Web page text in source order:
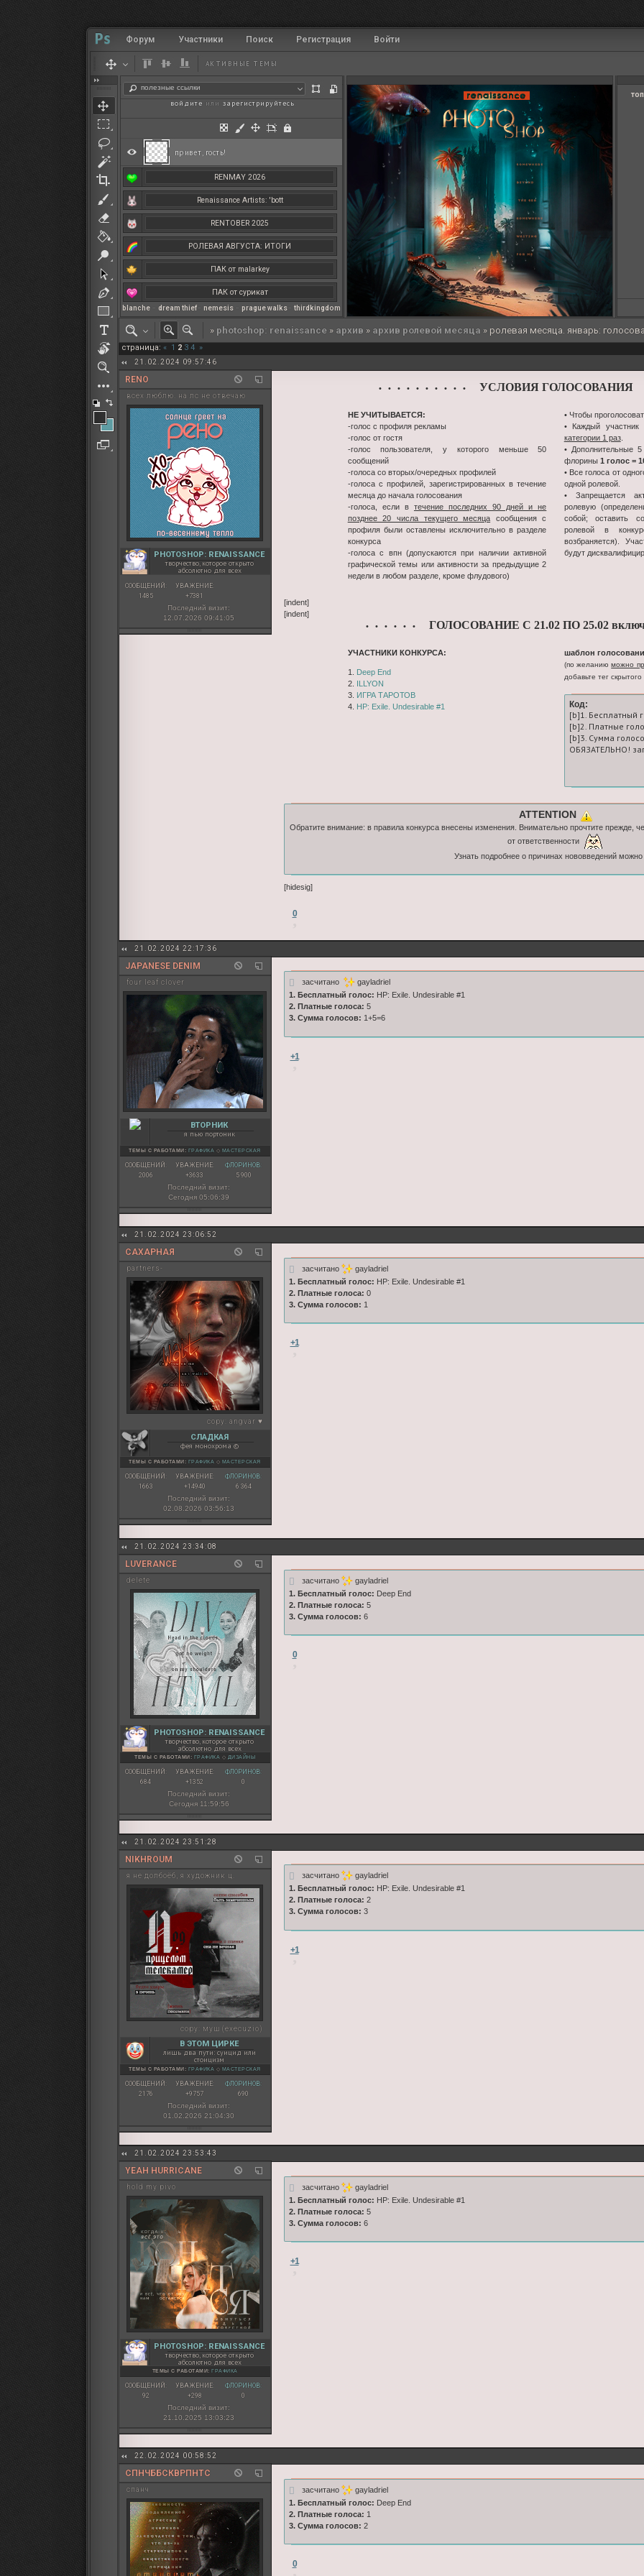
RENMAY 2026
Renaissance Artists: 'bott
RENTOBER 2025
РОЛЕВАЯ АВГУСТА: ИТОГИ
ПАК от malarkey
ПАК от сурикат
РЕНМАЙ
РОЛЕВАЯ МАРТА: ИТОГИ
полезные ссылки
blanche– dream thief– nemesis– prague walks– thirdkingdom
Форум Участники Поиск Регистрация Войти
АКТИВНЫЕ ТЕМЫ
привет, гость!
войдите или зарегистрируйтесь
» photoshop: renaissance » архив » архив ролевой месяца » ролевая месяца. январь:
страница: « 1 2 3 4 »
21.02.2024 09:57:46
RENO
всех люблю. на лс не отвечаю
PHOTOSHOP: RENAISSANCE
творчество, которое открыто
абсолютно для всех
СООБЩЕНИЙ:
1485
УВАЖЕНИЕ:
+7381
Последний визит:
12.07.2026 09:41:05
• • • • • • • • • • УСЛОВИЯ ГОЛОСОВАНИЯ
НЕ УЧИТЫВАЕТСЯ:
-голос с профиля рекламы
-голос от гостя
-голос пользователя, у которого меньше 50
сообщений
-голоса со вторых/очередных профилей
-голоса с профилей, зарегистрированных в течение
месяца до начала голосования
-голоса, если в течение последних 90 дней и не
позднее 20 числа текущего месяца сообщения с
профиля были оставлены исключительно в разделе
конкурса
-голоса с впн (допускаются при наличии активной
графической темы или активности за предыдущие 2
недели в любом разделе, кроме флудового)
• Чтобы
• Каждый участник
категории 1 раз.
• Дополнительные
флорины 1 голос =
• Все голоса от
одной ролевой.
• Запрещается
ролевую
собой; оставить
ролевой в
возбраняется).
будут
[indent]
[indent]
• • • • • •
ГОЛОСОВАНИЕ С 21.02 ПО 25.02
УЧАСТНИКИ КОНКУРСА:
1. Deep End
2.
ILLYON
3. ИГРА ТАРОТОВ
4. HP: Exile. Undesirable #1
шаблон
(по желаниюможно
добавьте тег скрытого
Код:
[b]1. Бесплатный
[b]2. Платные
[b]3. Сумма
ОБЯЗАТЕЛЬНО!
ATTENTION
Обратите внимание: в правила конкурса внесены изменения. Внимательно прочтите прежде,
от ответственности
Узнать подробнее о причинах нововведений
[hidesig]
0
21.02.2024 22:17:36
JAPANESE DENIM
four leaf clover
ВТОРНИК
я пью портоник
ТЕМЫ С РАБОТАМИ: ГРАФИКА ◇ МАСТЕРСКАЯ
СООБЩЕНИЙ:
2006
УВАЖЕНИЕ:
+3633
ФЛОРИНОВ:
5 900
Последний визит:
Сегодня 05:06:39
засчитано
gayladriel
1. Бесплатный голос: HP: Exile. Undesirable #1
2. Платные голоса: 5
3. Сумма голосов: 1+5=6
+1
21.02.2024 23:06:52
САХАРНАЯ
partners-
copy: angvar ♥
СЛАДКАЯ
фея монохрома ©
ТЕМЫ С РАБОТАМИ: ГРАФИКА ◇ МАСТЕРСКАЯ
СООБЩЕНИЙ:
1663
УВАЖЕНИЕ:
+14940
ФЛОРИНОВ:
6 364
Последний визит:
02.08.2026 03:56:13
засчитано
gayladriel
1. Бесплатный голос: HP: Exile. Undesirable #1
2. Платные голоса: 0
3. Сумма голосов: 1
+1
21.02.2024 23:34:08
LUVERANCE
delete
PHOTOSHOP: RENAISSANCE
творчество, которое открыто
абсолютно для всех
ТЕМЫ С РАБОТАМИ: ГРАФИКА ◇ ДИЗАЙНЫ
СООБЩЕНИЙ:
684
УВАЖЕНИЕ:
+1352
ФЛОРИНОВ:
0
Последний визит:
Сегодня 11:59:56
засчитано
gayladriel
1. Бесплатный голос: Deep End
2. Платные голоса: 5
3. Сумма голосов: 6
0
21.02.2024 23:51:28
NIKHROUM
я не долбоёб, я художник ц.
copy: муш (execuzio)
В ЭТОМ ЦИРКЕ
лишь два пути: суицид или
стоицизм
ТЕМЫ С РАБОТАМИ: ГРАФИКА ◇ МАСТЕРСКАЯ
СООБЩЕНИЙ:
2176
УВАЖЕНИЕ:
+9757
ФЛОРИНОВ:
690
Последний визит:
01.02.2026 21:04:30
засчитано
gayladriel
1. Бесплатный голос: HP: Exile. Undesirable #1
2. Платные голоса: 2
3. Сумма голосов: 3
+1
21.02.2024 23:53:43
YEAH HURRICANE
hold my pivo
PHOTOSHOP: RENAISSANCE
творчество, которое открыто
абсолютно для всех
ТЕМЫ С РАБОТАМИ: ГРАФИКА
СООБЩЕНИЙ:
92
УВАЖЕНИЕ:
+298
ФЛОРИНОВ:
0
Последний визит:
21.10.2025 13:03:23
засчитано
gayladriel
1. Бесплатный голос: HP: Exile. Undesirable #1
2. Платные голоса: 5
3. Сумма голосов: 6
+1
22.02.2024 00:58:52
СПНЧББСКВРПНТС
спанч засчитано
gayladriel
1. Бесплатный голос: Deep End
2. Платные голоса: 1
3. Сумма голосов: 2
0